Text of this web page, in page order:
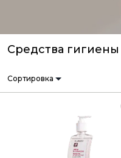
Средства гигиены
Сортировка